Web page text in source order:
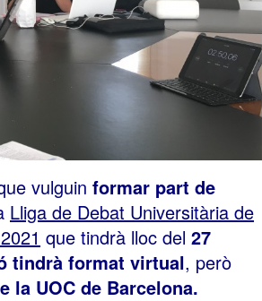
vulguin formar part de
Lliga de Debat Universitària de
que tindrà lloc del 27
tindrà format virtual, però
la UOC de Barcelona.